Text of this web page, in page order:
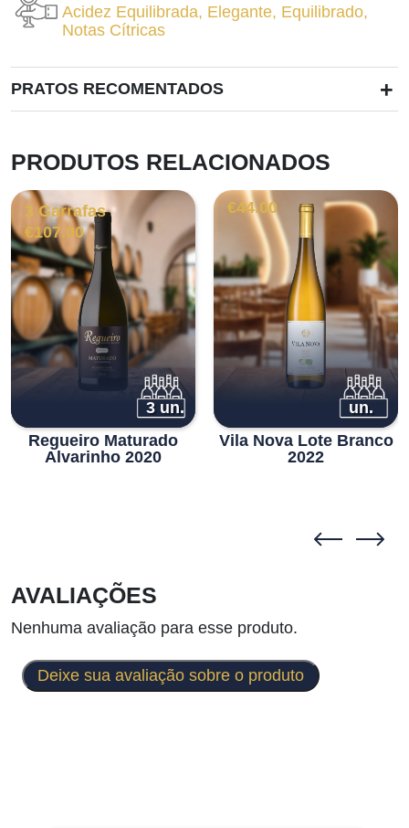
Acidez Equilibrada, Elegante, Equilibrado,
Notas Cítricas
PRATOS RECOMENTADOS +
PRODUTOS RELACIONADOS
3 Garrafas
€107.00
3 un.
Regueiro Maturado
Alvarinho 2020
€44.00
un.
Vila Nova Lote Branco
2022
AVALIAÇÕES
Nenhuma avaliação para esse produto.
Deixe sua avaliação sobre o produto